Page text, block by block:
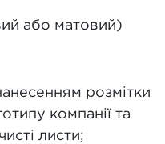
або матовий)
розмітки
компанії та
листи;